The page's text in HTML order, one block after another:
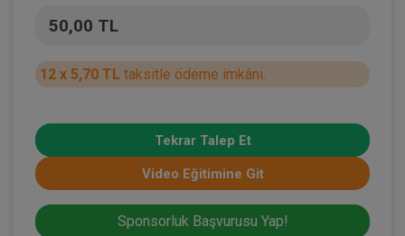
50,00 TL
12 x 5,70 TL taksitle ödeme imkânı.
Tekrar Talep Et
Video Eğitimine Git
Sponsorluk Başvurusu Yap!